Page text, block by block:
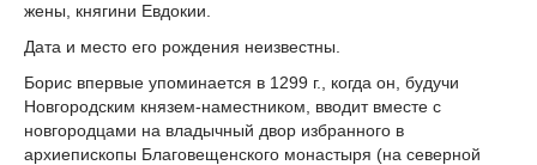
жены, княгини Евдокии.
Дата и место его рождения неизвестны.
Борис впервые упоминается в 1299 г., когда он, будучи
Новгородским князем-наместником, вводит вместе с
новгородцами на владычный двор избранного в
архиепископы Благовещенского монастыря (на северной